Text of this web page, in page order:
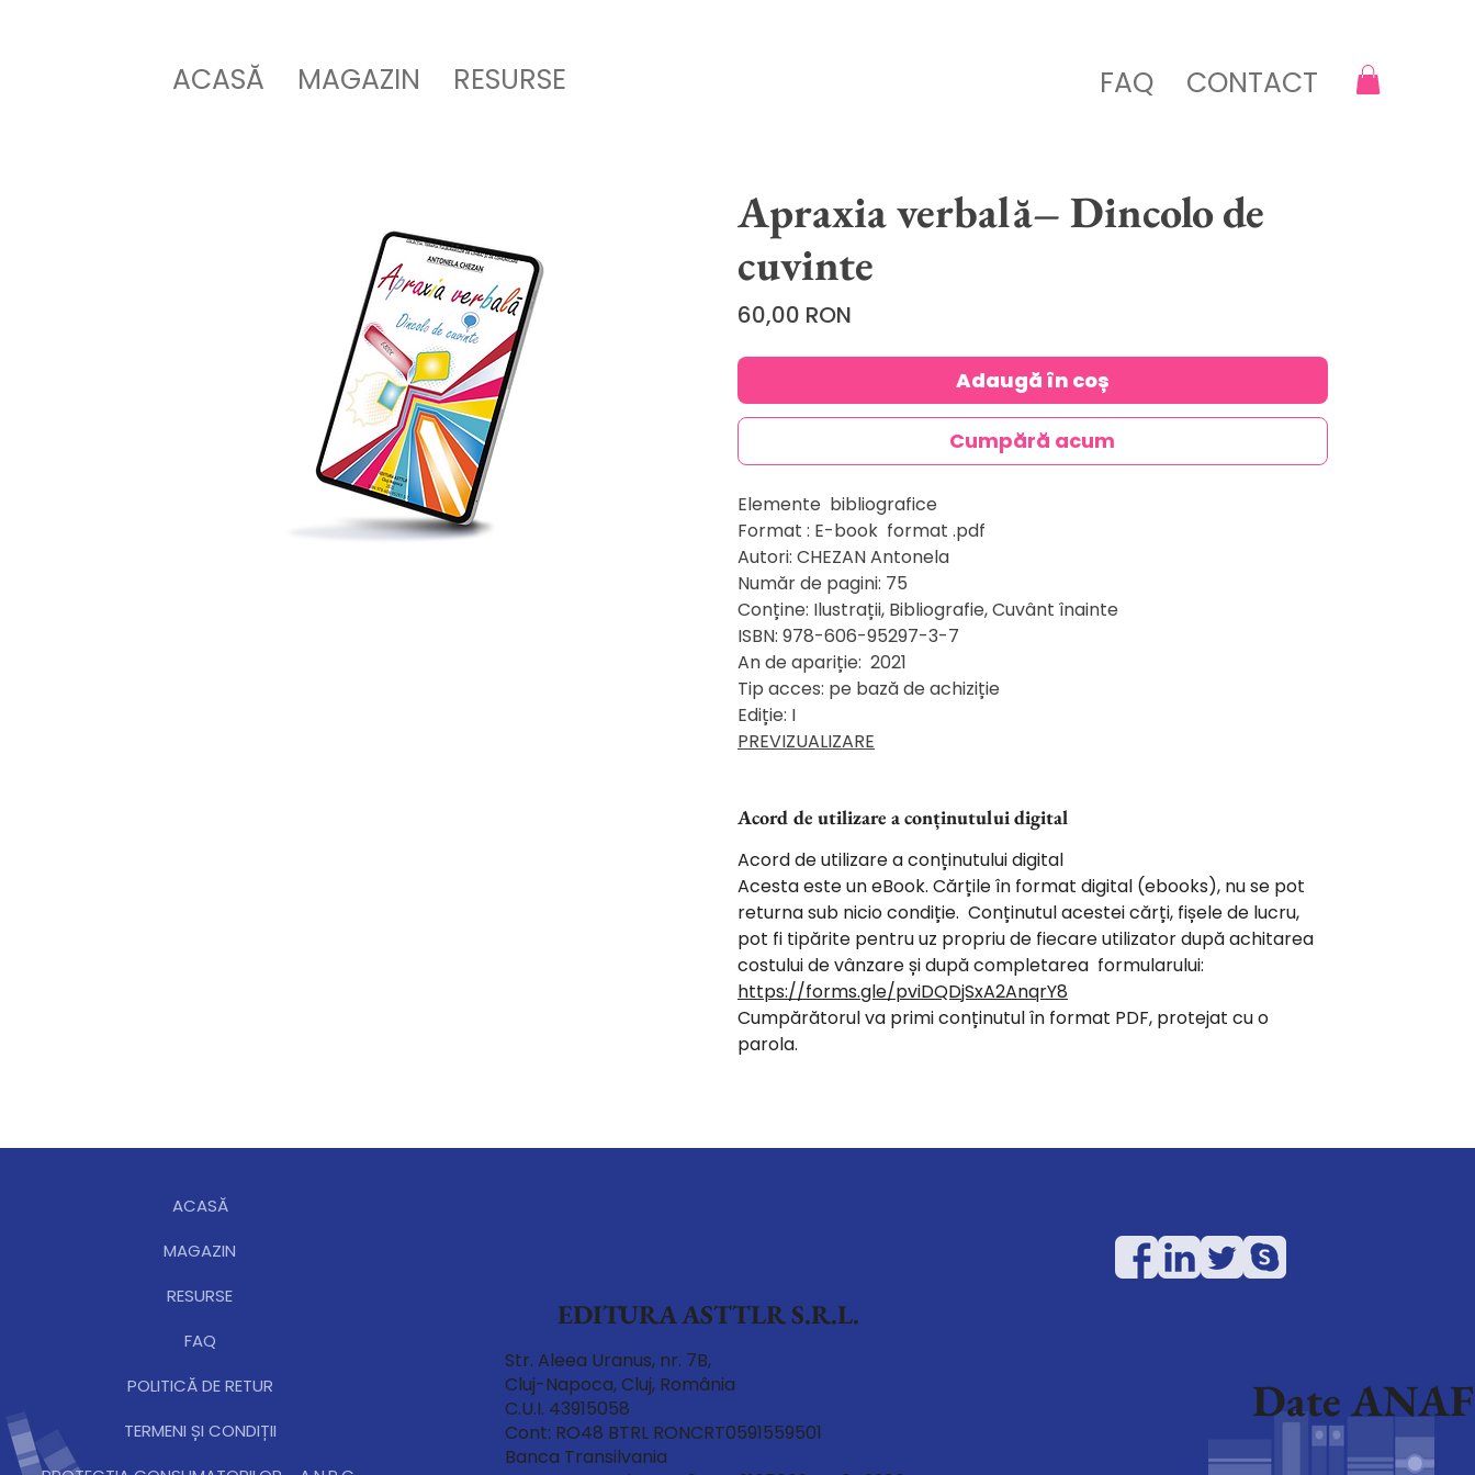
ACASĂ MAGAZIN RESURSE CONTACT
FAQ
Apraxia verbală– Dincolo de
cuvinte
60,00 RON
Adaugă în coș
Cumpără acum
Elemente bibliografice
Format : E-book format .pdf
Autori: CHEZAN Antonela
Număr de pagini: 75
Conține: Ilustrații, Bibliografie, Cuvânt înainte
ISBN: 978-606-95297-3-7
An de apariție: 2021
Tip acces: pe bază de achiziție
Ediție: I
PREVIZUALIZARE
Acord de utilizare a conținutului digital
Acord de utilizare a conținutului digital
Acesta este un eBook. Cărțile în format digital (ebooks), nu se pot
returna sub nicio condiție. Conținutul acestei cărți, fișele de lucru,
pot fi tipărite pentru uz propriu de fiecare utilizator după achitarea
costului de vânzare și după completarea formularului:
https://forms.gle/pviDQDjSxA2AnqrY8
Cumpărătorul va primi conținutul în format PDF, protejat cu o
parola.
EDITURA ASTTLR S.R.L.
Str. Aleea Uranus, nr. 7B,
Cluj-Napoca, Cluj, România
C.U.I. 43915058
Cont: RO48 BTRL RONCRT0591559501
Banca Transilvania
ACASĂ
MAGAZIN
RESURSE
FAQ
POLITICĂ DE RETUR
TERMENI ȘI CONDIȚII
Date ANAF